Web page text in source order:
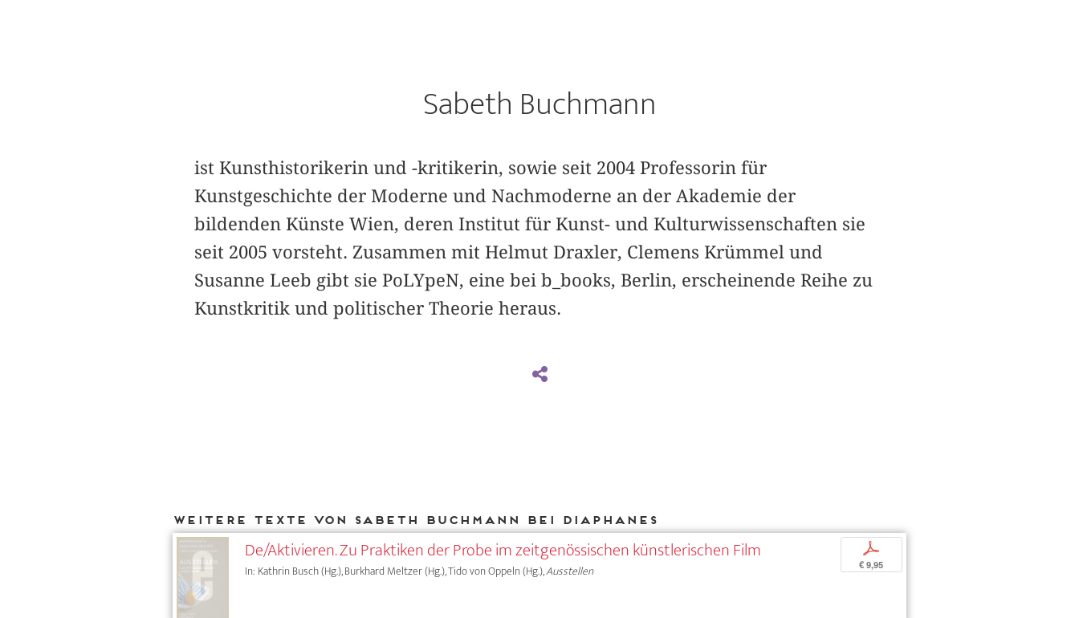
Sabeth Buchmann
ist Kunsthistorikerin und -kritikerin, sowie seit 2004 Professorin für
Kunstgeschichte der Moderne und Nachmoderne an der Akademie der
bildenden Künste Wien, deren Institut für Kunst- und Kulturwissenschaften sie
seit 2005 vorsteht. Zusammen mit Helmut Draxler, Clemens Krümmel und
Susanne Leeb gibt sie PoLYpeN, eine bei b_books, Berlin, erscheinende Reihe zu
Kunstkritik und politischer Theorie heraus.
Weitere Texte von Sabeth Buchmann bei DIAPHANES
De/Aktivieren. Zu Praktiken der Probe im zeitgenössischen künstlerischen Film
In: Kathrin Busch (Hg.), Burkhard Meltzer (Hg.), Tido von Oppeln (Hg.),Ausstellen
p
€ 9,95